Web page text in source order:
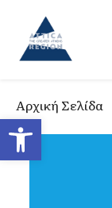
Ανοίξτε
Go to home
Αρχική Σελίδα